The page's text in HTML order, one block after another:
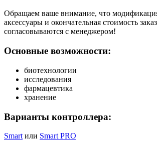
Обращаем ваше внимание, что
аксессуары и окончательная стоимость
согласовываются с менеджером!
Основные возможности:
биотехнологии
исследования
фармацевтика
хранение
Варианты контроллера:
Smart или Smart PRO